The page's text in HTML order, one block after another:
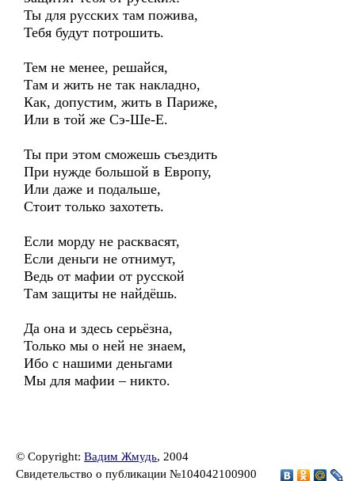
Ты для русских там пожива,
Тебя будут потрошить.
Тем не менее, решайся,
Там и жить не так накладно,
Как, допустим, жить в Париже,
Или в той же Сэ-Ше-Е.
Ты при этом сможешь съездить
При нужде большой в Европу,
Или даже и подальше,
Стоит только захотеть.
Если морду не расквасят,
Если деньги не отнимут,
Ведь от мафии от русской
Там защиты не найдёшь.
Да она и здесь серьёзна,
Только мы о ней не знаем,
Ибо с нашими деньгами
Мы для мафии – никто.
© Copyright: Вадим Жмудь, 2004
Свидетельство о публикации №104042100900